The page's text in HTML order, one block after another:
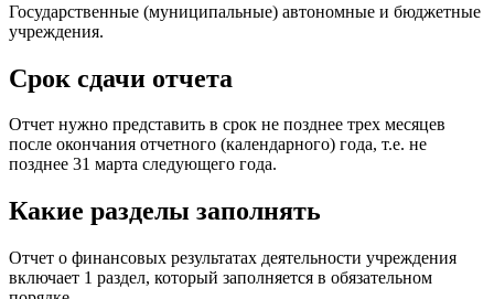
Государственные (муниципальные) автономные и бюджетные
учреждения.
Срок сдачи отчета
Отчет нужно представить в срок не позднее трех месяцев
после окончания отчетного (календарного) года, т.е. не
позднее 31 марта следующего года.
Какие разделы заполнять
Отчет о финансовых результатах деятельности учреждения
включает 1 раздел, который заполняется в обязательном